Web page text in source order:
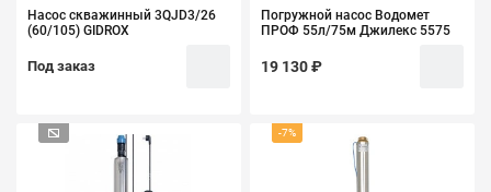
Насос скважинный 3QJD3/26
(60/105) GIDROX
Под заказ
Погружной насос Водомет
ПРОФ 55л/75м Джилекс 5575
19 130 ₽
-7%